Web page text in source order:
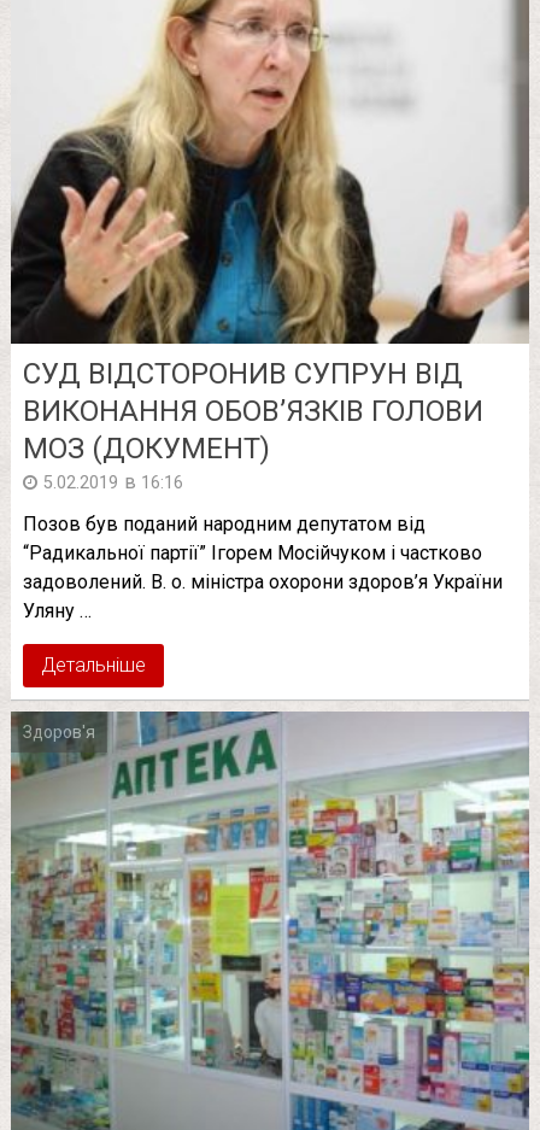
СУД ВІДСТОРОНИВ СУПРУН ВІД
ВИКОНАННЯ ОБОВ’ЯЗКІВ ГОЛОВИ
МОЗ (ДОКУМЕНТ)
5.02.2019 в 16:16
Позов був поданий народним депутатом від
“Радикальної партії” Ігорем Мосійчуком і частково
задоволений. В. о. міністра охорони здоров’я України
Уляну …
Детальніше
Здоров'я